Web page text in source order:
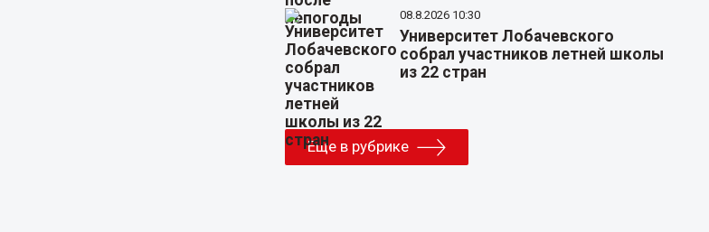
08.8.2026 10:30
Университет Лобачевского
собрал участников летней школы
из 22 стран
Еще в рубрике